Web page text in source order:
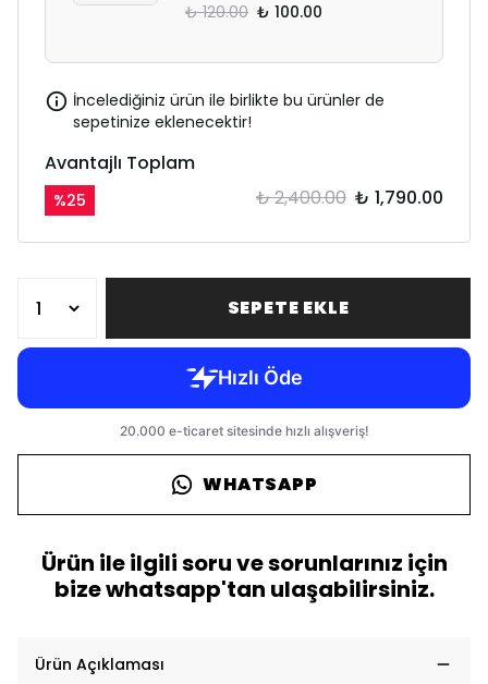
₺ 120.00 ₺ 100.00
İncelediğiniz ürün ile birlikte bu ürünler de
sepetinize eklenecektir!
Avantajlı Toplam
%25 ₺ 2,400.00 ₺ 1,790.00
SEPETE EKLE
WHATSAPP
Ürün ile ilgili soru ve sorunlarınız için
bize whatsapp'tan ulaşabilirsiniz.
Ürün Açıklaması